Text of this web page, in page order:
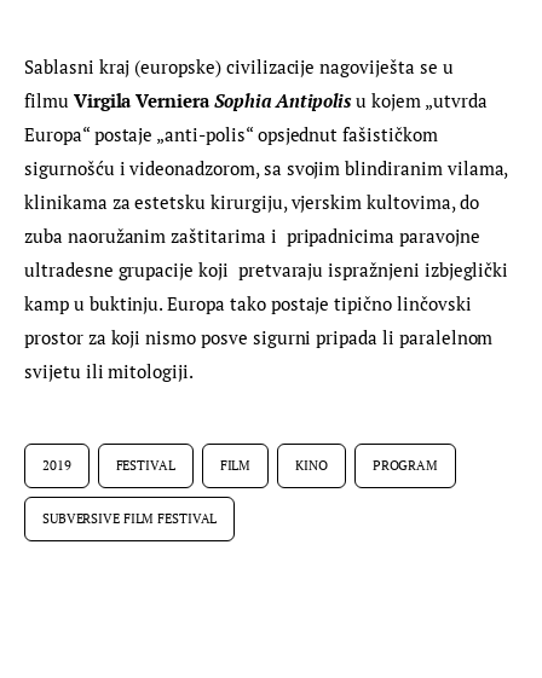
Sablasni kraj (europske) civilizacije nagoviješta se u
filmu Virgila VernieraSophia Antipolis u kojem „utvrda
Europa“ postaje „anti-polis“ opsjednut fašističkom
sigurnošću i videonadzorom, sa svojim blindiranim vilama,
klinikama za estetsku kirurgiju, vjerskim kultovima, do
zuba naoružanim zaštitarima i  pripadnicima paravojne
ultradesne grupacije koji  pretvaraju ispražnjeni izbjeglički
kamp u buktinju. Europa tako postaje tipično linčovski
prostor za koji nismo posve sigurni pripada li paralelnom
svijetu ili mitologiji.
2019 FESTIVAL FILM KINO PROGRAM
SUBVERSIVE FILM FESTIVAL